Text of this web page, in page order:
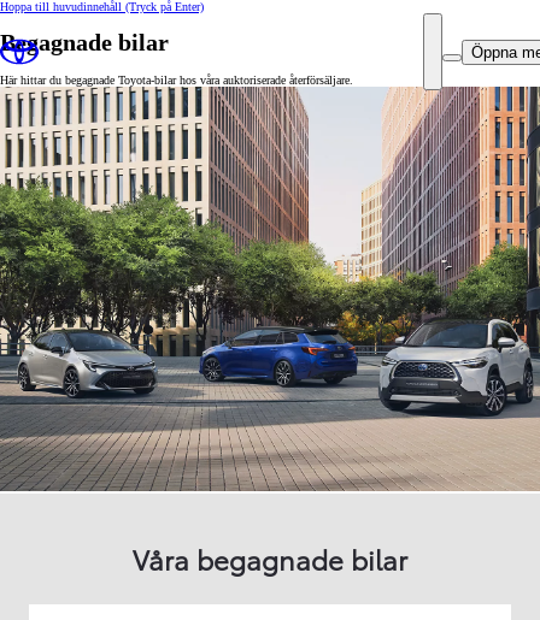
Hoppa till huvudinnehåll (Tryck på Enter)
Öppna
Begagnade bilar
Här hittar du begagnade Toyota-bilar hos våra auktoriserade återförsäljare.
Våra begagnade bilar